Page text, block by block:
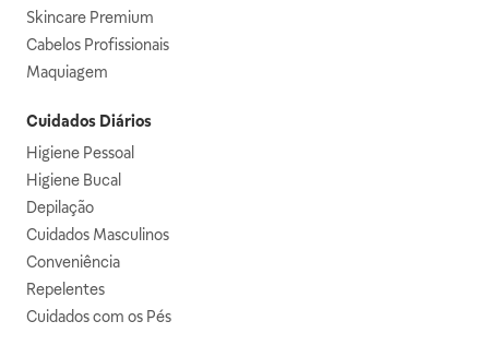
Skincare Premium
Cabelos Profissionais
Maquiagem
Cuidados Diários
Higiene Pessoal
Higiene Bucal
Depilação
Cuidados Masculinos
Conveniência
Repelentes
Cuidados com os Pés